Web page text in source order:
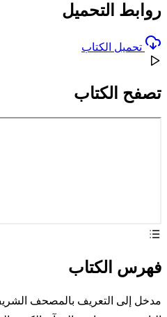
روابط التحميل
تحميل الكتاب
تصفح الكتاب
فهرس الكتاب
مدخل إلى التعريف بالمصحف